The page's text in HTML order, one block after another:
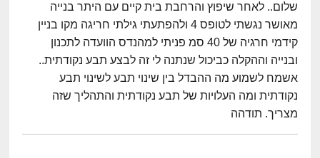
שלום.. לאחר שיפוץ והרחבת בית קיים עם היתר בנייה
מאושר נגשתי לטופס 4 ולהפתעתי גילתי חריגה מקו בניין
קידמי חרגיה של 40 סמ פניתי למהנדס הוועדה לתכנון
ובנייה וההקלה כביכול שנתנה לי זה לבצע תבע נקודתית..
אשמח לשמוע מה ההבדל בין שינוי תבע לשינוי תבע
נקודתית ומה העלויות של תבע נקודתית והתהליך שזה
מצריך. תודהה